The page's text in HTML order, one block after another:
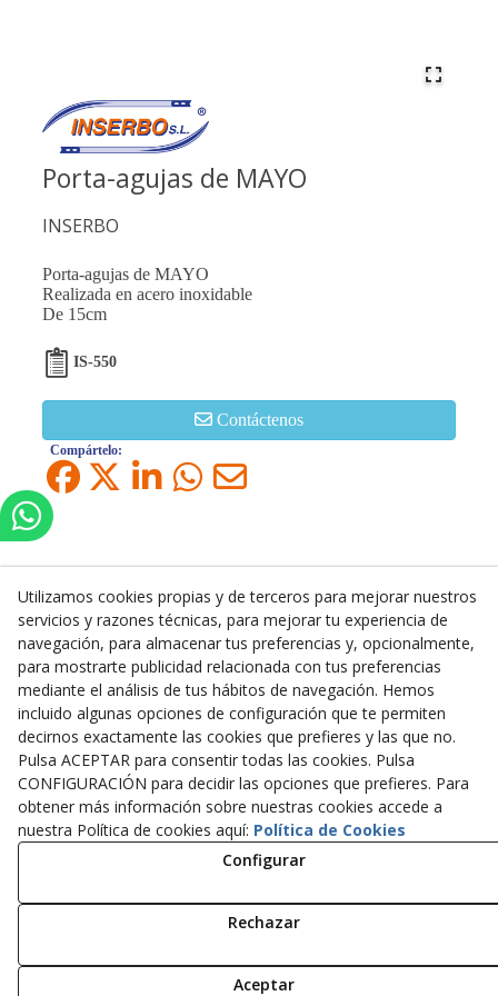
Porta-agujas de MAYO
INSERBO
Porta-agujas de MAYO
Realizada en acero inoxidable
De 15cm
IS-550
Contáctenos
Compártelo:
Inserbo, S.L.
Pol. Industrial Torrefarrera C/. Ponent, 3
25123 Torrefarrera( Lleida)España
+34 973 75 03 13
+34 973 75 17 72
inserbo@inserbo.com
Aviso Legal
Política de Privacidad
© 08/2026 Inserbo, S.L. - Todos los derechos reservados.
Utilizamos cookies propias y de terceros para mejorar nuestros
servicios y razones técnicas, para mejorar tu experiencia de
navegación, para almacenar tus preferencias y, opcionalmente,
para mostrarte publicidad relacionada con tus preferencias
mediante el análisis de tus hábitos de navegación. Hemos
incluido algunas opciones de configuración que te permiten
decirnos exactamente las cookies que prefieres y las que no.
Pulsa ACEPTAR para consentir todas las cookies. Pulsa
CONFIGURACIÓN para decidir las opciones que prefieres. Para
obtener más información sobre nuestras cookies accede a
nuestra Política de cookies aquí: Política de Cookies
Configurar
Rechazar
Aceptar